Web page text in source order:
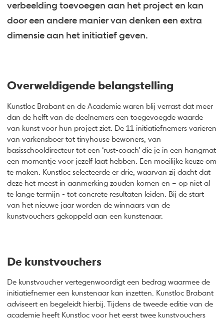
verbeelding toevoegen aan het project en kan
door een andere manier van denken een extra
dimensie aan het initiatief geven.
Overweldigende belangstelling
Kunstloc Brabant en de Academie waren blij verrast dat meer
dan de helft van de deelnemers een toegevoegde waarde
van kunst voor hun project ziet. De 11 initiatiefnemers variëren
van varkensboer tot tinyhouse bewoners, van
basisschooldirecteur tot een ‘rust-coach’ die je in een hangmat
een momentje voor jezelf laat hebben. Een moeilijke keuze om
te maken. Kunstloc selecteerde er drie, waarvan zij dacht dat
deze het meest in aanmerking zouden komen en – op niet al
te lange termijn - tot concrete resultaten leiden. Bij de start
van het nieuwe jaar worden de winnaars van de
kunstvouchers gekoppeld aan een kunstenaar.
De kunstvouchers
De kunstvoucher vertegenwoordigt een bedrag waarmee de
initiatiefnemer een kunstenaar kan inzetten. Kunstloc Brabant
adviseert en begeleidt hierbij. Tijdens de tweede editie van de
academie heeft Kunstloc voor het eerst twee kunstvouchers